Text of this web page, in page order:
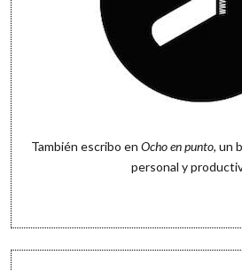
También escribo en Ocho en punto, un
personal y